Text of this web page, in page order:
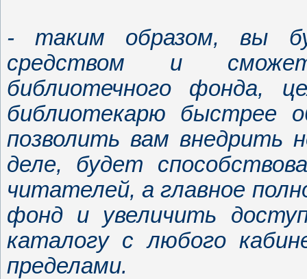
- таким образом, вы
средством и
библиотечного фонда,
библиотекарю быстрее
позволить вам внедрить
деле, будет
читателей, а главное
фонд и увеличить
каталогу с любого
пределами.